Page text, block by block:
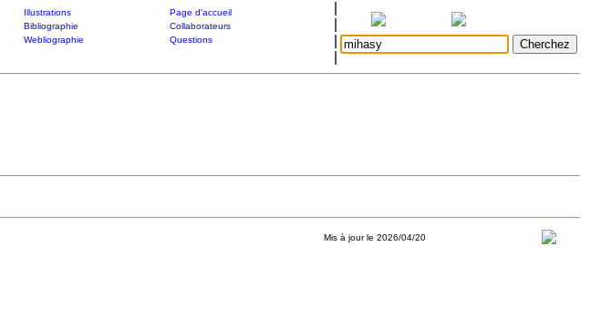
Illustrations
Page d'accueil
Bibliographie
Collaborateurs
Webliographie
Questions
Mis à jour le 2026/04/20